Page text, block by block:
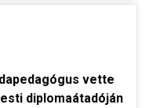
vette
diplomaátadóján